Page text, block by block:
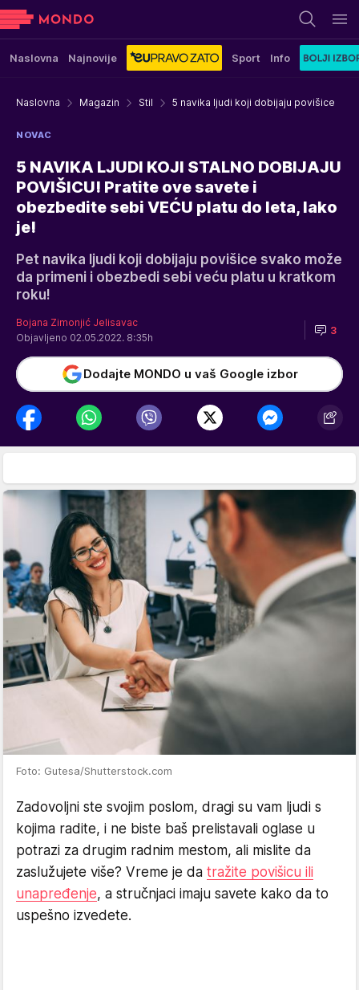
Naslovna Najnovije Sport Info
Naslovna Magazin Stil 5 navika ljudi koji dobijaju povišice
NOVAC
5 NAVIKA LJUDI KOJI STALNO DOBIJAJU
POVIŠICU! Pratite ove savete i
obezbedite sebi VEĆU platu do leta, lako
je!
Pet navika ljudi koji dobijaju povišice svako može
da primeni i obezbedi sebi veću platu u kratkom
roku!
Bojana Zimonjić Jelisavac
Objavljeno 02.05.2022. 8:35h
3
Dodajte MONDO u vaš Google izbor
Foto: Gutesa/Shutterstock.com
Zadovoljni ste svojim poslom, dragi su vam ljudi s
kojima radite, i ne biste baš prelistavali oglase u
potrazi za drugim radnim mestom, ali mislite da
zaslužujete više? Vreme je da tražite povišicu ili
unapređenje, a stručnjaci imaju savete kako da to
uspešno izvedete.